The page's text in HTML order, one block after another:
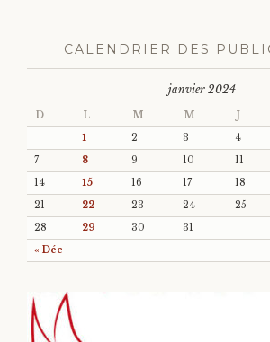
CALENDRIER DES
janvier 2024
D L M M J
« Déc
1 2 3 4
7
8 9 10 11
14
15 16 17 18
21
22 23 24 25
28
29 30 31